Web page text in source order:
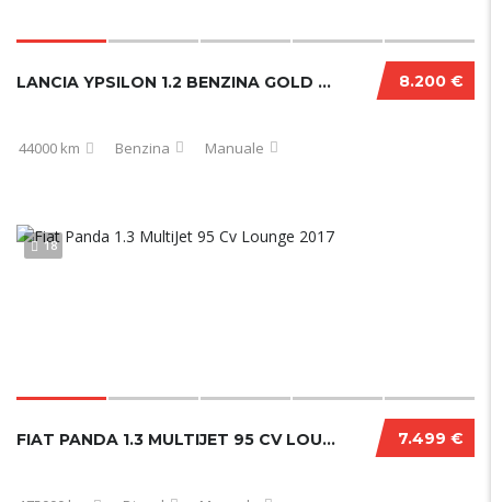
8.200 €
LANCIA YPSILON 1.2 BENZINA GOLD 44000 KM
44000 km Benzina Manuale
18
7.499 €
FIAT PANDA 1.3 MULTIJET 95 CV LOUNGE 2017